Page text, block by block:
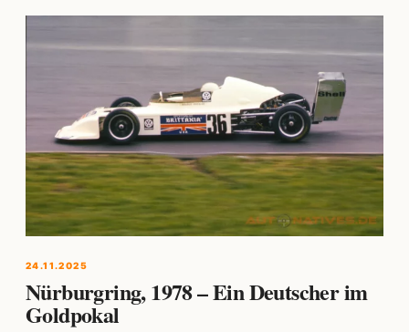
24.11.2025
Nürburgring, 1978 – Ein Deutscher im
Goldpokal